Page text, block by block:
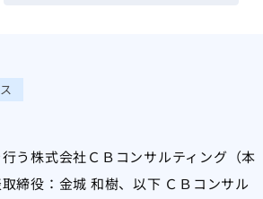
う株式会社ＣＢコンサルティング（本
締役：金城 和樹、以下 ＣＢコンサル